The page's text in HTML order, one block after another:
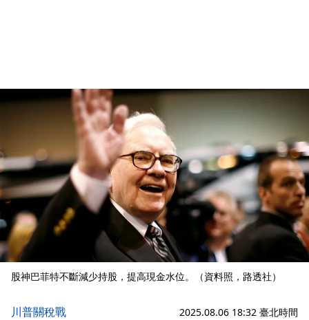
股神巴菲特不斷減少持股，提高現金水位。（資料照，路透社）
川普關稅戰 2025.08.06 18:32 臺北時間